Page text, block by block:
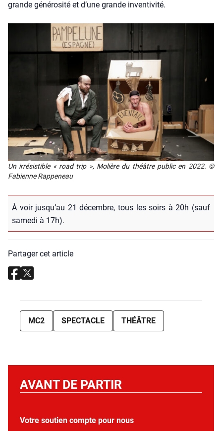
grande géné­ro­si­té et d’une grande inven­ti­vi­té.
Un irré­sis­tible « road trip », Molière du théâtre public en 2022. ©
Fabienne Rap­pe­neau
À voir jusqu’au 21 décembre, tous les soirs à 20h (sauf
same­di à 17h).
Partager cet article
MC2 SPECTACLE THÉÂTRE
AVANT DE PARTIR
Votre soutien compte pour nous